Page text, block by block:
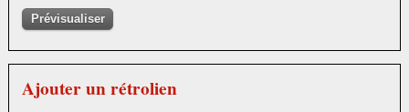
Ajouter un rétrolien